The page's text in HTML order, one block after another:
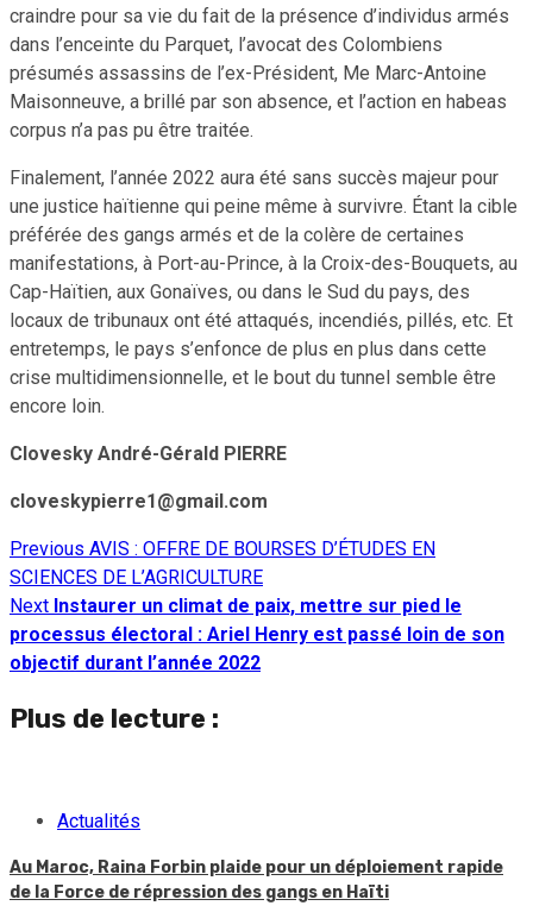
craindre pour sa vie du fait de la présence d’individus armés
dans l’enceinte du Parquet, l’avocat des Colombiens
présumés assassins de l’ex-Président, Me Marc-Antoine
Maisonneuve, a brillé par son absence, et l’action en habeas
corpus n’a pas pu être traitée.
Finalement, l’année 2022 aura été sans succès majeur pour
une justice haïtienne qui peine même à survivre. Étant la cible
préférée des gangs armés et de la colère de certaines
manifestations, à Port-au-Prince, à la Croix-des-Bouquets, au
Cap-Haïtien, aux Gonaïves, ou dans le Sud du pays, des
locaux de tribunaux ont été attaqués, incendiés, pillés, etc. Et
entretemps, le pays s’enfonce de plus en plus dans cette
crise multidimensionnelle, et le bout du tunnel semble être
encore loin.
Clovesky André-Gérald PIERRE
cloveskypierre1@gmail.com
Continue
Reading
Previous AVIS : OFFRE DE BOURSES D’ÉTUDES EN
SCIENCES DE L’AGRICULTURE
Next Instaurer un climat de paix, mettre sur pied le
processus électoral : Ariel Henry est passé loin de son
objectif durant l’année 2022
Plus de lecture :
Actualités
Au Maroc, Raina Forbin plaide pour un déploiement rapide
de la Force de répression des gangs en Haïti